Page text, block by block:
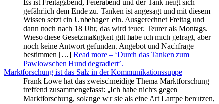
Es ist Freitagabend, Feierabend und der Tank neigt sich
gefährlich dem Ende zu. Tanken ist angesagt und mit diesem
Wissen setzt ein Unbehagen ein. Ausgerechnet Freitag und
dann noch nach 18 Uhr, das wird teuer. Teurer als Montags.
Wieso diese Gesetzmäßigkeit gilt habe ich mich gefragt, aber
noch keine Antwort gefunden. Angebot und Nachfrage
bestimmen […] Read more – ‘Durch das Tanken zum
Pawlowschen Hund degradiert’.
Marktforschung ist das Salz in der Kommunikationssuppe
Frank Lowe hat das zweischneidige Thema Marktforschung
treffend zusammengefasst: „Ich habe nichts gegen
Marktforschung, solange wir sie als eine Art Lampe benutzen,